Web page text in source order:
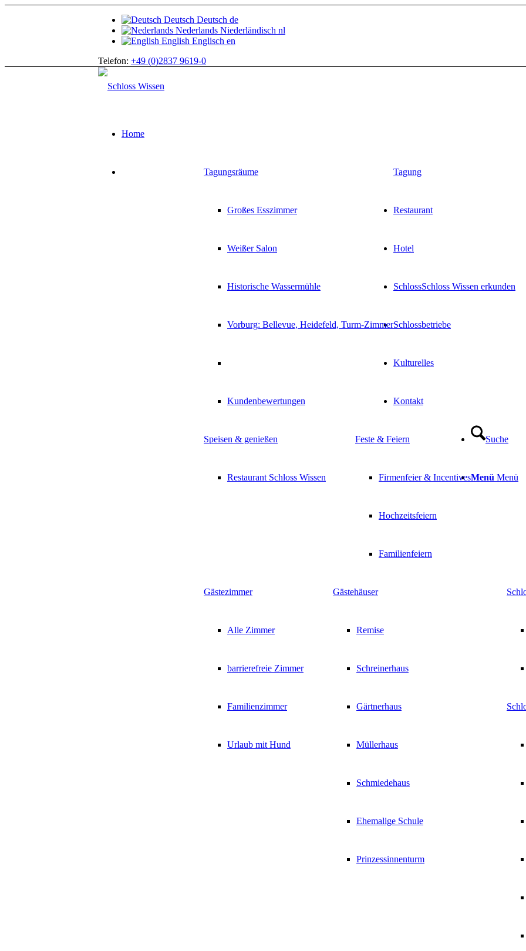
Deutsch Deutsch de
Nederlands Niederländisch nl
English Englisch en
Telefon: +49 (0)2837 9619-0
Home
Tagung
Tagungsräume
Großes Esszimmer
Weißer Salon
Historische Wassermühle
Vorburg: Bellevue, Heidefeld, Turm-Zimmer
Kundenbewertungen
Restaurant
Speisen & genießen
Restaurant Schloss Wissen
Feste & Feiern
Firmenfeier & Incentives
Hochzeitsfeiern
Familienfeiern
Hotel
Gästezimmer
Alle Zimmer
barrierefreie Zimmer
Familienzimmer
Urlaub mit Hund
Gästehäuser
Remise
Schreinerhaus
Gärtnerhaus
Müllerhaus
Schmiedehaus
Ehemalige Schule
Prinzessinnenturm
SchlossSchloss Wissen erkunden
Schlossbetriebe
Kulturelles
Kontakt
Suche
Menü Menü